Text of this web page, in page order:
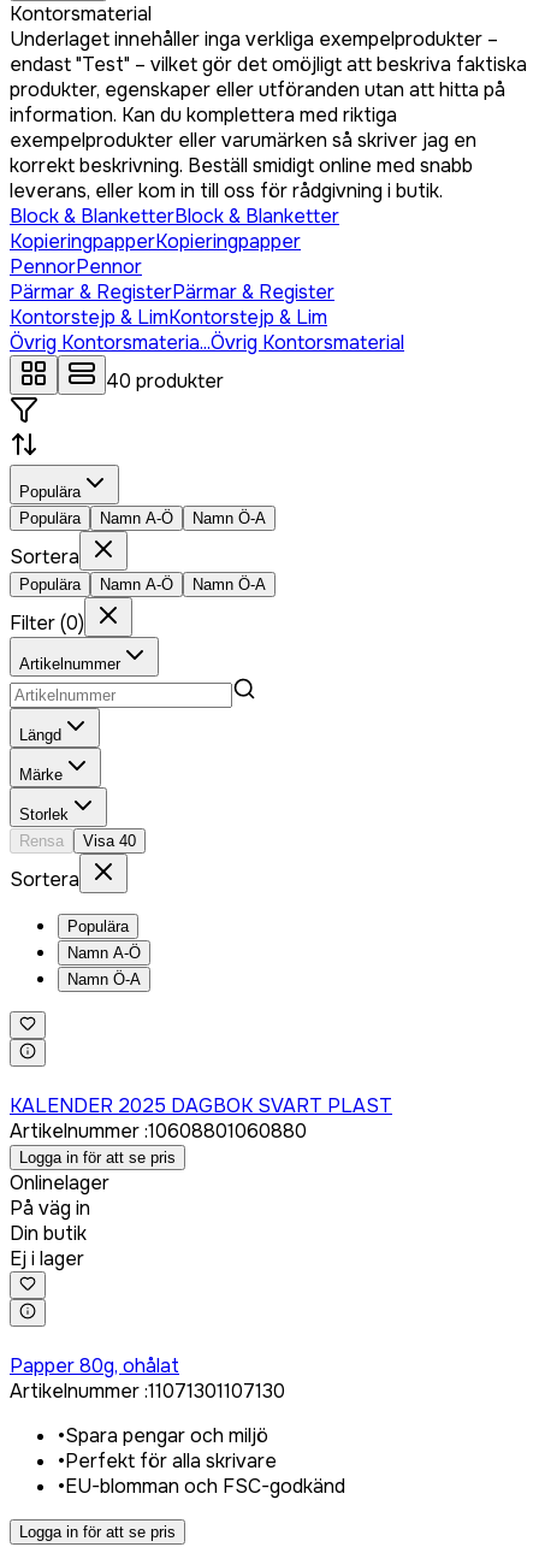
Kontorsmaterial
Underlaget innehåller inga verkliga exempelprodukter –
endast "Test" – vilket gör det omöjligt att beskriva faktiska
produkter, egenskaper eller utföranden utan att hitta på
information. Kan du komplettera med riktiga
exempelprodukter eller varumärken så skriver jag en
korrekt beskrivning. Beställ smidigt online med snabb
leverans, eller kom in till oss för rådgivning i butik.
Block & BlanketterBlock & Blanketter
KopieringpapperKopieringpapper
PennorPennor
Pärmar & RegisterPärmar & Register
Kontorstejp & LimKontorstejp & Lim
Övrig Kontorsmateria...Övrig Kontorsmaterial
40 produkter
Populära
Populära
Namn A-Ö Namn Ö-A
Sortera
Populära Namn A-Ö Namn Ö-A
Filter(0)
Artikelnummer
Längd
Märke
Storlek
Rensa
Visa 40
Sortera
Populära
Namn A-Ö
Namn Ö-A
KALENDER 2025 DAGBOK SVART PLAST
Artikelnummer:10608801060880
Logga in för att se pris
Onlinelager
På väg in
Din butik
Ej i lager
Papper 80g, ohålat
Artikelnummer:11071301107130
•Spara pengar och miljö
•Perfekt för alla skrivare
•EU-blomman och FSC-godkänd
Logga in för att se pris